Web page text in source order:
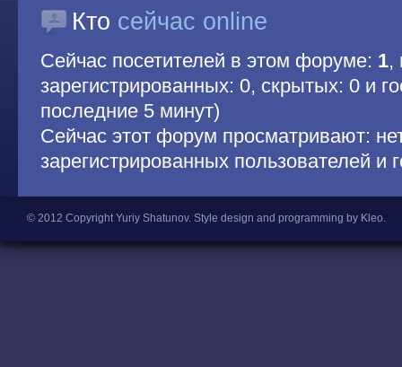
Кто сейчас online
Сейчас посетителей в этом форуме: 1,
зарегистрированных: 0, скрытых: 0 и
последние 5 минут)
Сейчас этот форум просматривают:
зарегистрированных пользователей и
© 2012 Copyright Yuriy Shatunov. Style design and programming by Kleo.